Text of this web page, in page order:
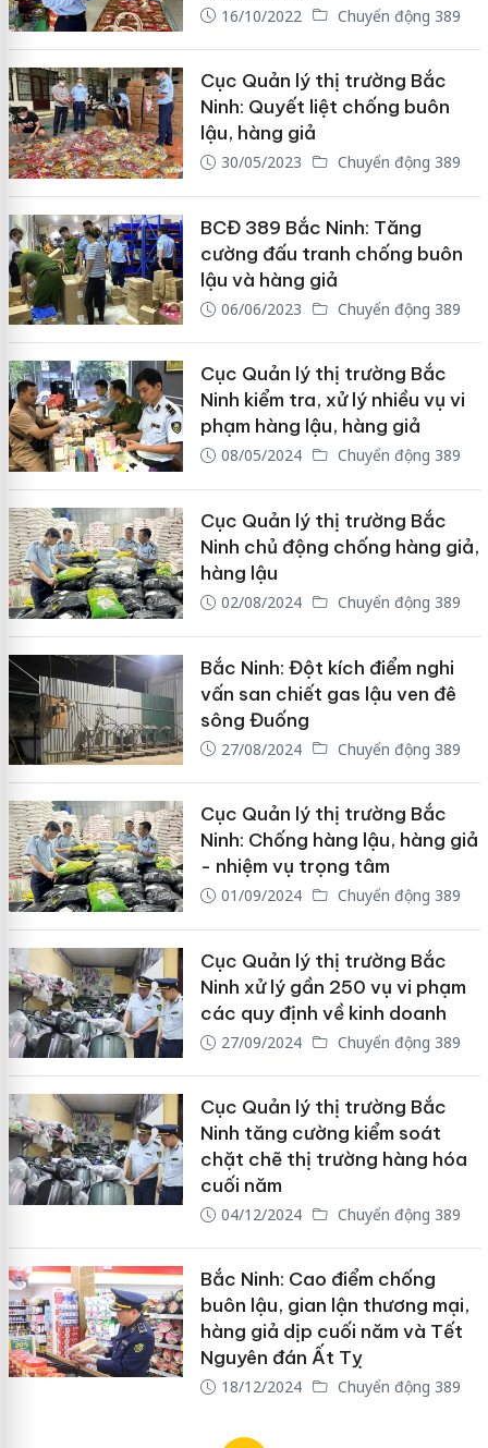
16/10/2022 Chuyển động 389
Cục Quản lý thị trường Bắc
Ninh: Quyết liệt chống buôn
lậu, hàng giả
30/05/2023 Chuyển động 389
BCĐ 389 Bắc Ninh: Tăng
cường đấu tranh chống buôn
lậu và hàng giả
06/06/2023 Chuyển động 389
Cục Quản lý thị trường Bắc
Ninh kiểm tra, xử lý nhiều vụ vi
phạm hàng lậu, hàng giả
08/05/2024 Chuyển động 389
Cục Quản lý thị trường Bắc
Ninh chủ động chống hàng giả,
hàng lậu
02/08/2024 Chuyển động 389
Bắc Ninh: Đột kích điểm nghi
vấn san chiết gas lậu ven đê
sông Đuống
27/08/2024 Chuyển động 389
Cục Quản lý thị trường Bắc
Ninh: Chống hàng lậu, hàng giả
- nhiệm vụ trọng tâm
01/09/2024 Chuyển động 389
Cục Quản lý thị trường Bắc
Ninh xử lý gần 250 vụ vi phạm
các quy định về kinh doanh
27/09/2024 Chuyển động 389
Cục Quản lý thị trường Bắc
Ninh tăng cường kiểm soát
chặt chẽ thị trường hàng hóa
cuối năm
04/12/2024 Chuyển động 389
Bắc Ninh: Cao điểm chống
buôn lậu, gian lận thương mại,
hàng giả dịp cuối năm và Tết
Nguyên đán Ất Tỵ
18/12/2024 Chuyển động 389